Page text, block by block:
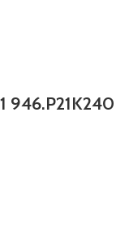
946.P21K240